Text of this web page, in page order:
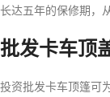
长达五年的保修期，
批发卡车顶
投资批发卡车顶篷可